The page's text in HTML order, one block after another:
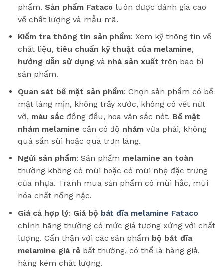
phẩm. Sản phẩm Fatacoluôn được đánh giá cao
về chất lượng và mẫu mã.
Kiểm tra thông tin sản phẩm: Xem kỹ thông tin về
chất liệu, tiêu chuẩn kỹ thuật của melamine,
hướng dẫn sử dụng và nhà sản xuất trên bao bì
sản phẩm.
Quan sát bề mặt sản phẩm: Chọn sản phẩm có bề
mặt láng mịn, không trầy xước, không có vết nứt
vỡ, màu sắcđồng đều, hoa văn sắc nét. Bề mặt
nhám melamine cần có độ nhámvừa phải, không
quá sần sùi hoặc quá trơn láng.
Ngửi sản phẩm: Sản phẩm melamine an toàn
thường không có mùi hoặc có mùi nhẹ đặc trưng
của nhựa. Tránh mua sản phẩm có mùi hắc, mùi
hóa chất nồng nặc.
Giá cả hợp lý: Giá bộ bát đĩa melamine Fataco
chính hãng thường có mức giá tương xứng với chất
lượng. Cẩn thận với các sản phẩm bộ bát đĩa
melamine giá rẻbất thường, có thể là hàng giả,
hàng kém chất lượng.